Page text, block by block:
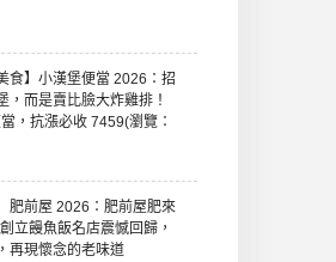
食】小漢堡便當 2026：招
，而是賣比臉大炸雞排！
，抗漲必收 7459(瀏覽：
肥前屋 2026：肥前屋肥來
立饅魚飯名店震憾回歸，
再現懷念的老味道